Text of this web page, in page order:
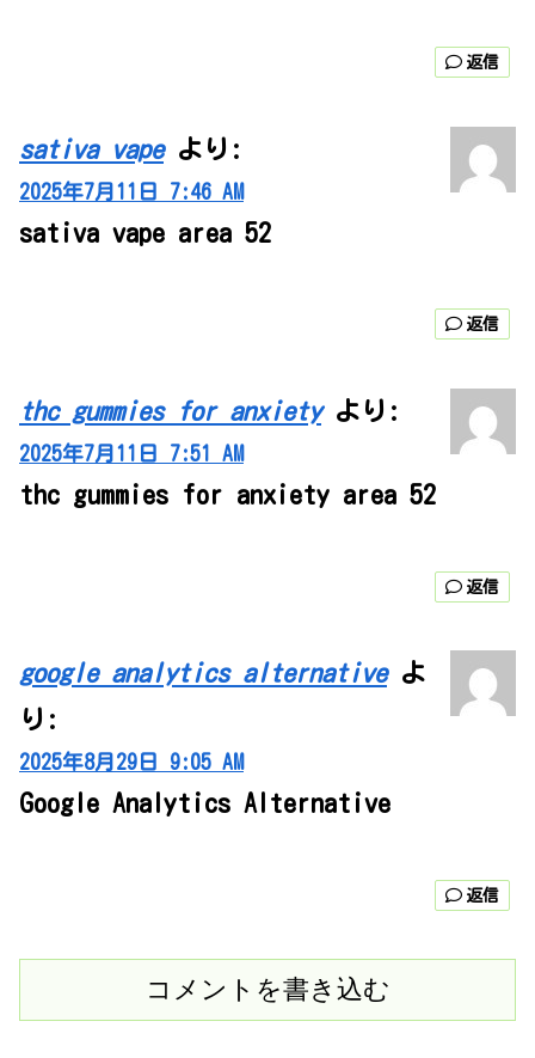
返信
sativa vape より:
2025年7月11日 7:46 AM
sativa vape area 52
返信
thc gummies for anxiety より:
2025年7月11日 7:51 AM
thc gummies for anxiety area 52
返信
google analytics alternative よ
り:
2025年8月29日 9:05 AM
Google Analytics Alternative
返信
コメントを書き込む